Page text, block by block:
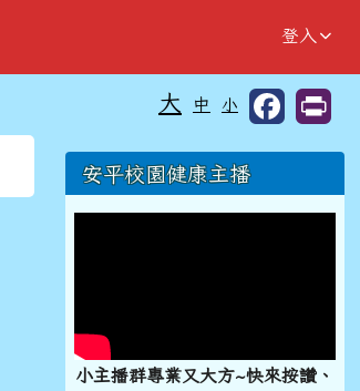
登入
⏸
大 中 小
右邊區域內容
安平校園健康主播
小主播群專業又大方~快來按讚、